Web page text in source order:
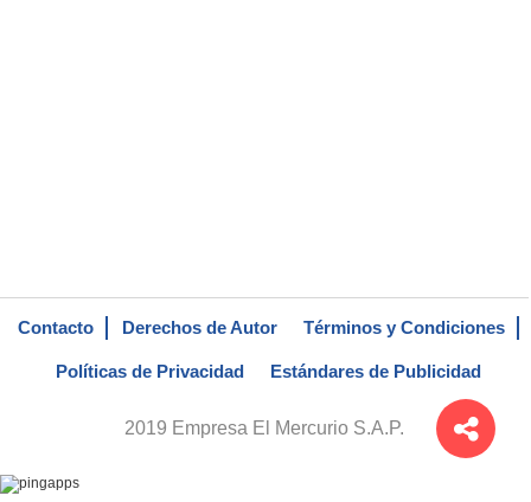
Contacto Derechos de Autor Términos y Condiciones
Políticas de Privacidad Estándares de Publicidad
2019 Empresa El Mercurio S.A.P.